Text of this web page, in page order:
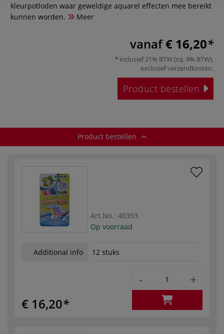
kleurpotloden waar geweldige aquarel effecten mee bereikt
kunnen worden.
Meer
vanaf€ 16,20
inclusief 21% BTW (cq. 9% BTW),
exclusiefverzendkosten.
Product bestellen
Product bestellen
Art.No.: 40393
Op voorraad
Additional info 12 stuks
€ 16,20
- +